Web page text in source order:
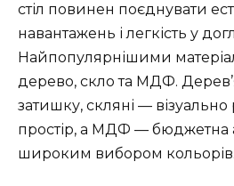
стіл повинен поєднувати
навантажень і легкість у
Найпопулярнішими
дерево, скло та МДФ.
затишку, скляні —
простір, а МДФ — бюджетна
широким вибором кольорів.